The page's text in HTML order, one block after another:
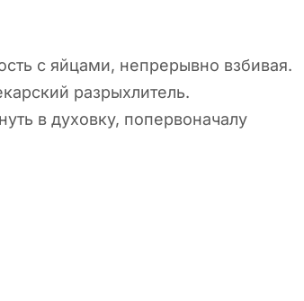
с яйцами, непрерывно взбивая.
разрыхлитель.
в духовку, попервоначалу